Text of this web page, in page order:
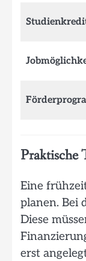
Praktische
Eine
planen. Bei
Diese
erst